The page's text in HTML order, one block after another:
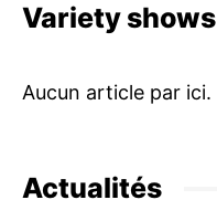
Variety shows
Actualités